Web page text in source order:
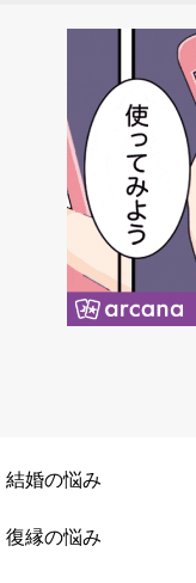
結婚の悩み
復縁の悩み